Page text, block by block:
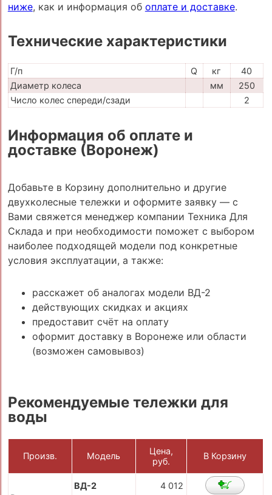
ниже, как и информация об оплате и доставке.
Технические характеристики
Г/п Q кг
40
Диаметр колеса
мм
250
Число колес спереди/сзади
2
Информация об оплате и
доставке (Воронеж)
Добавьте в Корзину дополнительно и другие
двухколесные тележки и оформите заявку — с
Вами свяжется менеджер компании Техника Для
Склада и при необходимости поможет с выбором
наиболее подходящей модели под конкретные
условия эксплуатации, а также:
расскажет об аналогах модели ВД-2
действующих скидках и акциях
предоставит счёт на оплату
оформит доставку в Воронеже или области
(возможен самовывоз)
Рекомендуемые тележки для
воды
Произв. Модель
Цена,
руб.
В Корзину
ВД-2 4 012